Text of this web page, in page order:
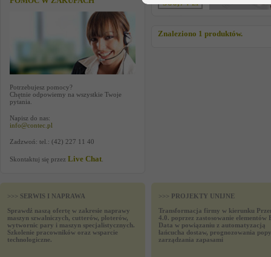
Potrzebujesz pomocy?
Chętnie odpowiemy na wszystkie Twoje
pytania.
Napisz do nas:
info@contec.pl
Zadzwoń: tel.: (42) 227 11 40
Skontaktuj się przez Live Chat
586,74 zł
Znaleziono 1 produktów.
>>> SERWIS I NAPRAWA
Sprawdź naszą ofertę w zakresie naprawy
maszyn szwalniczych, cutterów, ploterów,
wytwornic pary i maszyn specjalistycznych.
Szkolenie pracowników oraz wsparcie
technologiczne.
>>> PROJEKTY UNIJNE
Transformacja firmy w kierunku
4.0. poprzez zastosowanie elementów
Data w powiązaniu z automatyzacją
łańcucha dostaw, prognozowania
zarządzania zapasami